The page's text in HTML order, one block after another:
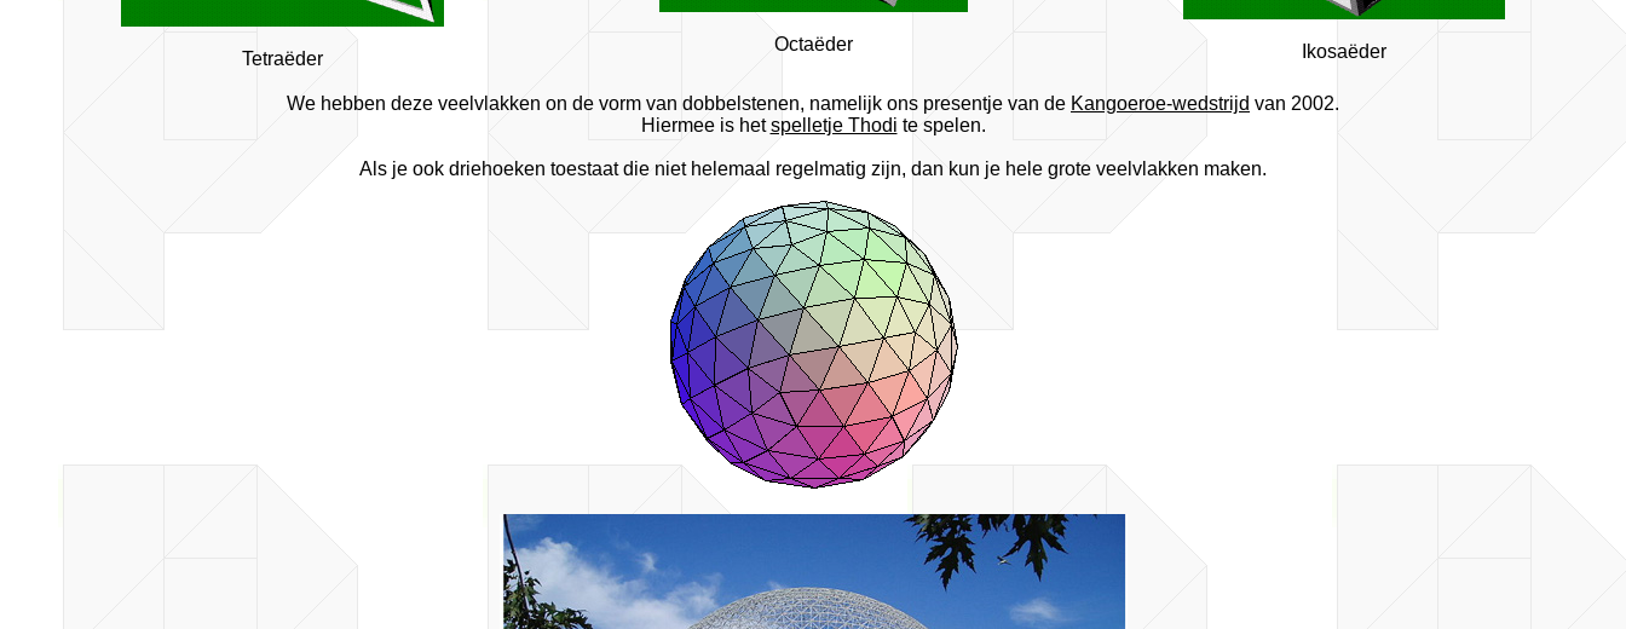
Tetraëder
Octaëder Ikosaëder
We hebben deze veelvlakken on de vorm van dobbelstenen, namelijk ons presentje van de Kangoeroe-wedstrijd van 2002.
Hiermee is hetspelletje Thodi te spelen.
Als je ook driehoeken toestaat die niet helemaal regelmatig zijn, dan kun je hele grote veelvlakken maken.